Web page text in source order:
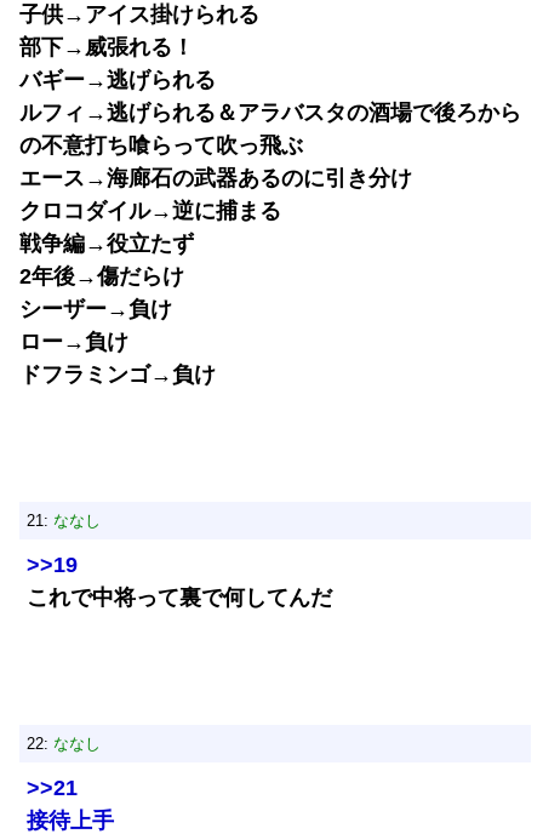
子供→アイス掛けられる
部下→威張れる！
バギー→逃げられる
ルフィ→逃げられる＆アラバスタの酒場で後ろから
の不意打ち喰らって吹っ飛ぶ
エース→海廊石の武器あるのに引き分け
クロコダイル→逆に捕まる
戦争編→役立たず
2年後→傷だらけ
シーザー→負け
ロー→負け
ドフラミンゴ→負け
21: ななし
>>19
これで中将って裏で何してんだ
22: ななし
>>21
接待上手